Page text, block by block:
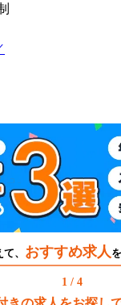
、 おすすめ求人
1 / 4